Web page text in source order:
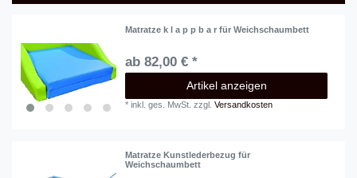
Matratze k l a p p b a r für Weichschaumbett
ab 82,00 € *
Artikel anzeigen
*inkl. ges. MwSt. zzgl.Versandkosten
Matratze Kunstlederbezug für
Weichschaumbett